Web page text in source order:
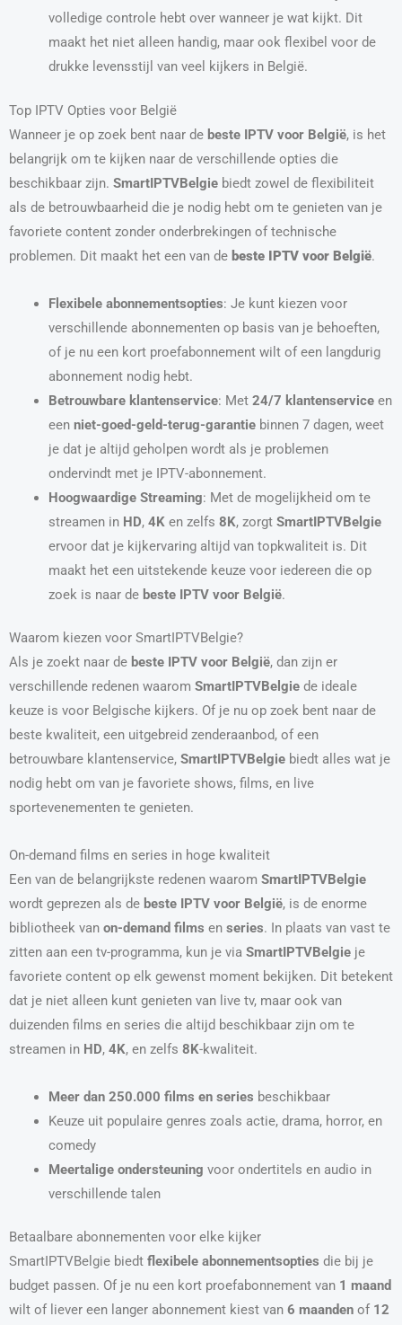
volledige controle hebt over wanneer je wat kijkt. Dit
maakt het niet alleen handig, maar ook flexibel voor de
drukke levensstijl van veel kijkers in België.
Top IPTV Opties voor België
Wanneer je op zoek bent naar de beste IPTV voor België, is het
belangrijk om te kijken naar de verschillende opties die
beschikbaar zijn. SmartIPTVBelgie biedt zowel de flexibiliteit
als de betrouwbaarheid die je nodig hebt om te genieten van je
favoriete content zonder onderbrekingen of technische
problemen. Dit maakt het een van de beste IPTV voor België.
Flexibele abonnementsopties: Je kunt kiezen voor
verschillende abonnementen op basis van je behoeften,
of je nu een kort proefabonnement wilt of een langdurig
abonnement nodig hebt.
Betrouwbare klantenservice: Met 24/7 klantenserviceen
een niet-goed-geld-terug-garantiebinnen 7 dagen, weet
je dat je altijd geholpen wordt als je problemen
ondervindt met je IPTV-abonnement.
Hoogwaardige Streaming: Met de mogelijkheid om te
streamen in HD, 4K en zelfs 8K, zorgt SmartIPTVBelgie
ervoor dat je kijkervaring altijd van topkwaliteit is. Dit
maakt het een uitstekende keuze voor iedereen die op
zoek is naar de beste IPTV voor België.
Waarom kiezen voor SmartIPTVBelgie?
Als je zoekt naar de beste IPTV voor België, dan zijn er
verschillende redenen waarom SmartIPTVBelgie de ideale
keuze is voor Belgische kijkers. Of je nu op zoek bent naar de
beste kwaliteit, een uitgebreid zenderaanbod, of een
betrouwbare klantenservice, SmartIPTVBelgie biedt alles wat je
nodig hebt om van je favoriete shows, films, en live
sportevenementen te genieten.
On-demand films en series in hoge kwaliteit
Een van de belangrijkste redenen waarom SmartIPTVBelgie
wordt geprezen als de beste IPTV voor België, is de enorme
bibliotheek van on-demand films en series. In plaats van vast te
zitten aan een tv-programma, kun je via SmartIPTVBelgie je
favoriete content op elk gewenst moment bekijken. Dit betekent
dat je niet alleen kunt genieten van live tv, maar ook van
duizenden films en series die altijd beschikbaar zijn om te
streamen in HD, 4K, en zelfs 8K-kwaliteit.
Meer dan 250.000 films en series beschikbaar
Keuze uit populaire genres zoals actie, drama, horror, en
comedy
Meertalige ondersteuning voor ondertitels en audio in
verschillende talen
Betaalbare abonnementen voor elke kijker
SmartIPTVBelgie biedt flexibele abonnementsopties die bij je
budget passen. Of je nu een kort proefabonnement van 1 maand
wilt of liever een langer abonnement kiest van 6 maanden of 12